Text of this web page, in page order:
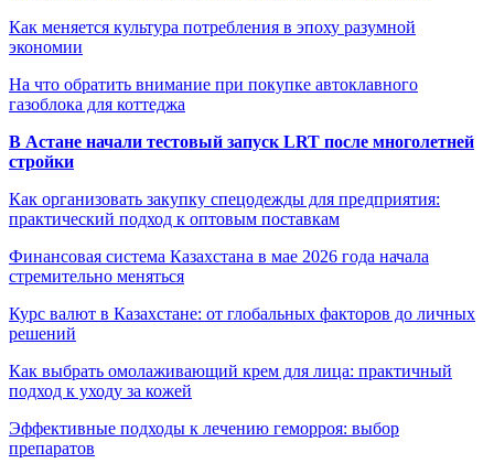
Как меняется культура потребления в эпоху разумной
экономии
На что обратить внимание при покупке автоклавного
газоблока для коттеджа
В Астане начали тестовый запуск LRT после многолетней
стройки
Как организовать закупку спецодежды для предприятия:
практический подход к оптовым поставкам
Финансовая система Казахстана в мае 2026 года начала
стремительно меняться
Курс валют в Казахстане: от глобальных факторов до личных
решений
Как выбрать омолаживающий крем для лица: практичный
подход к уходу за кожей
Эффективные подходы к лечению геморроя: выбор
препаратов